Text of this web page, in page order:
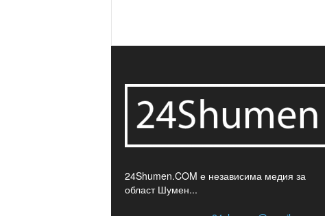
24Shumen.COM е независима медия за
област Шумен...